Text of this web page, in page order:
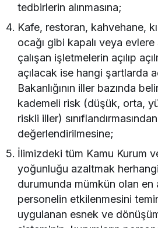
tedbirlerin alınmasına;
Kafe, restoran, kahvehane,
ocağı gibi kapalı veya
çalışan işletmelerin açılıp
açılacak ise hangi şartlarda
Bakanlığının iller bazında
kademeli risk (düşük, orta,
riskli iller)
değerlendirilmesine;
İlimizdeki tüm Kamu Kurum
yoğunluğu azaltmak
durumunda mümkün olan en
personelin etkilenmesini
uygulanan esnek ve